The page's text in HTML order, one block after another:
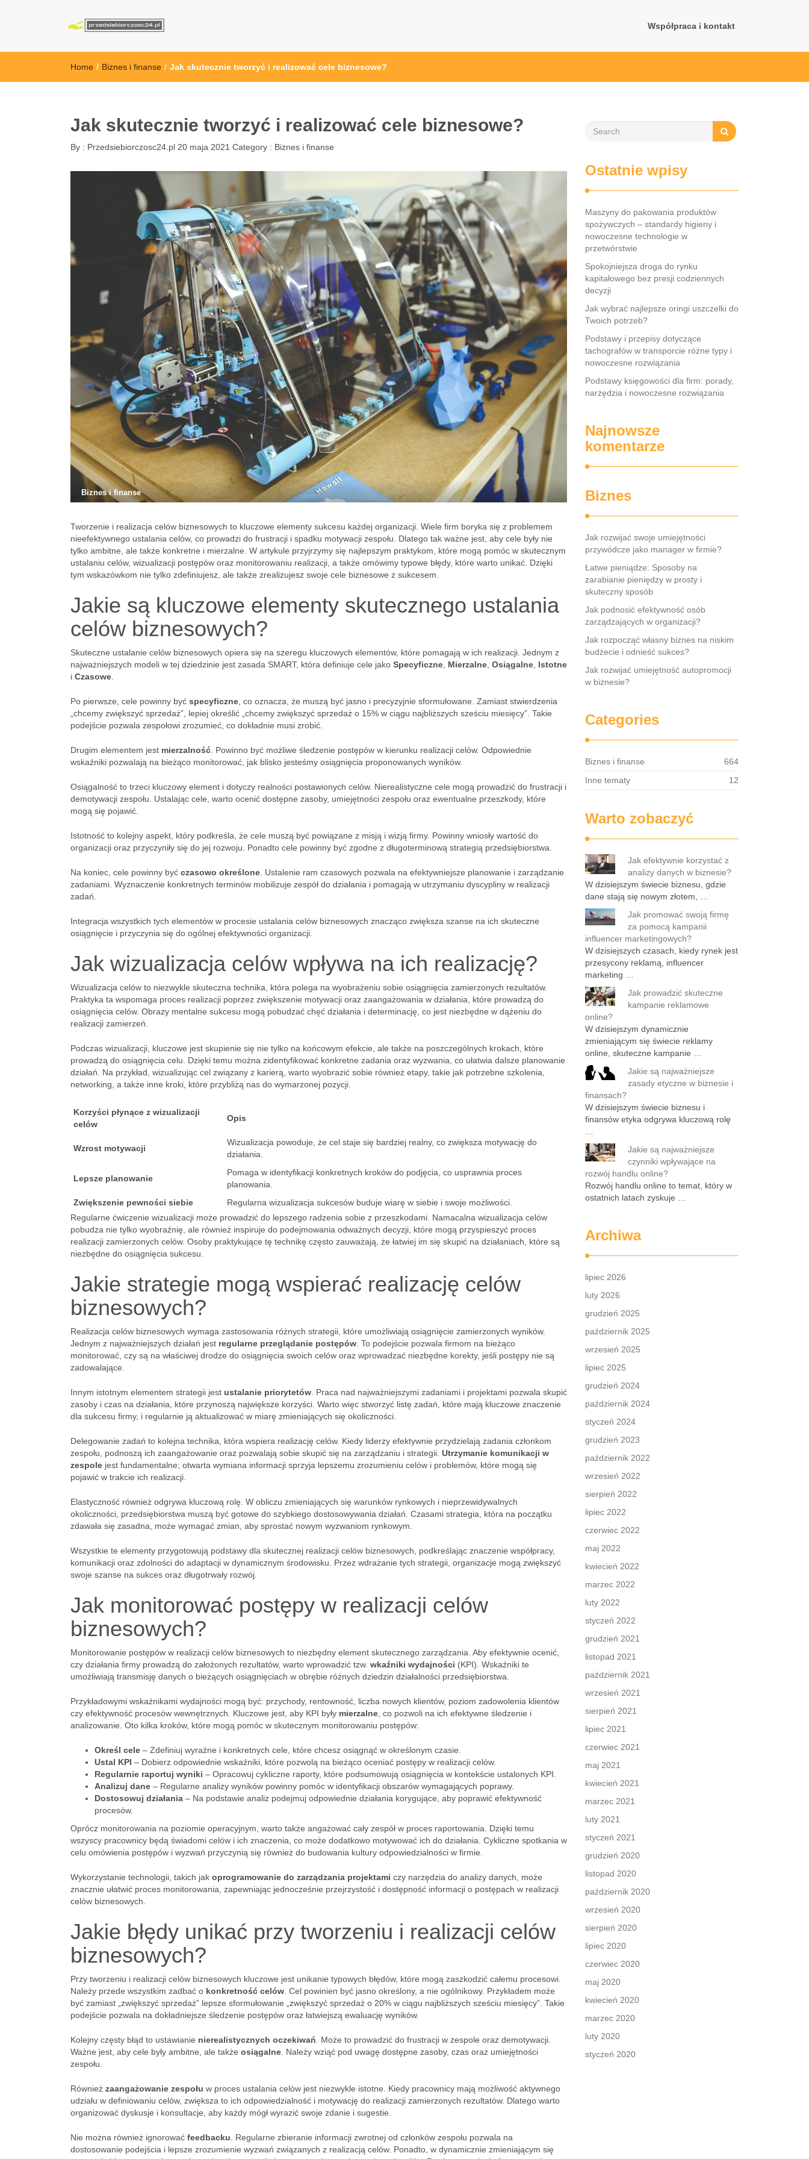
Współpraca i kontakt
Home / Biznes i finanse / Jak skutecznie tworzyć i realizować cele biznesowe?
Jak skutecznie tworzyć i realizować cele biznesowe?
By : Przedsiebiorczosc24.pl 20 maja 2021 Category : Biznes i finanse
Biznes i finanse
Tworzenie i realizacja celów biznesowych to kluczowe elementy sukcesu każdej organizacji. Wiele firm boryka się z problemem
nieefektywnego ustalania celów, co prowadzi do frustracji i spadku motywacji zespołu. Dlatego tak ważne jest, aby cele były nie
tylko ambitne, ale także konkretne i mierzalne. W artykule przyjrzymy się najlepszym praktykom, które mogą pomóc w skutecznym
ustalaniu celów, wizualizacji postępów oraz monitorowaniu realizacji, a także omówimy typowe błędy, które warto unikać. Dzięki
tym wskazówkom nie tylko zdefiniujesz, ale także zrealizujesz swoje cele biznesowe z sukcesem.
Jakie są kluczowe elementy skutecznego ustalania
celów biznesowych?
Skuteczne ustalanie celów biznesowych opiera się na szeregu kluczowych elementów, które pomagają w ich realizacji. Jednym z
najważniejszych modeli w tej dziedzinie jest zasada SMART, która definiuje cele jako Specyficzne Mierzalne Osiągalne Istotne
i Czasowe
Po pierwsze, cele powinny być specyficzne , co oznacza, że muszą być jasno i precyzyjnie sformułowane. Zamiast stwierdzenia
„chcemy zwiększyć sprzedaż”, lepiej określić „chcemy zwiększyć sprzedaż o 15% w ciągu najbliższych sześciu miesięcy”. Takie
podejście pozwala zespołowi zrozumieć, co dokładnie musi zrobić.
Drugim elementem jest mierzalność . Powinno być możliwe śledzenie postępów w kierunku realizacji celów. Odpowiednie
wskaźniki pozwalają na bieżąco monitorować, jak blisko jesteśmy osiągnięcia proponowanych wyników.
Osiągalność to trzeci kluczowy element i dotyczy realności postawionych celów. Nierealistyczne cele mogą prowadzić do frustracji i
demotywacji zespołu. Ustalając cele, warto ocenić dostępne zasoby, umiejętności zespołu oraz ewentualne przeszkody, które
mogą się pojawić.
Istotność to kolejny aspekt, który podkreśla, że cele muszą być powiązane z misją i wizją firmy. Powinny wniosły wartość do
organizacji oraz przyczyniły się do jej rozwoju. Ponadto cele powinny być zgodne z długoterminową strategią przedsiębiorstwa.
Na koniec, cele powinny być czasowo określone . Ustalenie ram czasowych pozwala na efektywniejsze planowanie i zarządzanie
zadaniami. Wyznaczenie konkretnych terminów mobilizuje zespół do działania i pomagają w utrzymaniu dyscypliny w realizacji
zadań.
Integracja wszystkich tych elementów w procesie ustalania celów biznesowych znacząco zwiększa szanse na ich skuteczne
osiągnięcie i przyczynia się do ogólnej efektywności organizacji.
Jak wizualizacja celów wpływa na ich realizację?
Wizualizacja celów to niezwykle skuteczna technika, która polega na wyobrażeniu sobie osiągnięcia zamierzonych rezultatów.
Praktyka ta wspomaga proces realizacji poprzez zwiększenie motywacji oraz zaangażowania w działania, które prowadzą do
osiągnięcia celów. Obrazy mentalne sukcesu mogą pobudzać chęć działania i determinację, co jest niezbędne w dążeniu do
realizacji zamierzeń.
Podczas wizualizacji, kluczowe jest skupienie się nie tylko na końcowym efekcie, ale także na poszczególnych krokach, które
prowadzą do osiągnięcia celu. Dzięki temu można zidentyfikować konkretne zadania oraz wyzwania, co ułatwia dalsze planowanie
działań. Na przykład, wizualizując cel związany z karierą, warto wyobrazić sobie również etapy, takie jak potrzebne szkolenia,
networking, a także inne kroki, które przybliżą nas do wymarzonej pozycji.
Korzyści płynące z wizualizacji
celów
Opis
Wzrost motywacji
Wizualizacja powoduje, że cel staje się bardziej realny, co zwiększa motywację do
działania.
Lepsze planowanie
Pomaga w identyfikacji konkretnych kroków do podjęcia, co usprawnia proces
planowania.
Zwiększenie pewności siebie
Regularna wizualizacja sukcesów buduje wiarę w siebie i swoje możliwości.
Regularne ćwiczenie wizualizacji może prowadzić do lepszego radzenia sobie z przeszkodami. Namacalna wizualizacja celów
pobudza nie tylko wyobraźnię, ale również inspiruje do podejmowania odważnych decyzji, które mogą przyspieszyć proces
realizacji zamierzonych celów. Osoby praktykujące tę technikę często zauważają, że łatwiej im się skupić na działaniach, które są
niezbędne do osiągnięcia sukcesu.
Jakie strategie mogą wspierać realizację celów
biznesowych?
Realizacja celów biznesowych wymaga zastosowania różnych strategii, które umożliwiają osiągnięcie zamierzonych wyników.
Jednym z najważniejszych działań jest regularne przeglądanie postępów . To podejście pozwala firmom na bieżąco
monitorować, czy są na właściwej drodze do osiągnięcia swoich celów oraz wprowadzać niezbędne korekty, jeśli postępy nie są
zadowalające.
Innym istotnym elementem strategii jest ustalanie priorytetów . Praca nad najważniejszymi zadaniami i projektami pozwala skupić
zasoby i czas na działania, które przynoszą największe korzyści. Warto więc stworzyć listę zadań, które mają kluczowe znaczenie
dla sukcesu firmy, i regularnie ją aktualizować w miarę zmieniających się okoliczności.
Delegowanie zadań to kolejna technika, która wspiera realizację celów. Kiedy liderzy efektywnie przydzielają zadania członkom
zespołu, podnoszą ich zaangażowanie oraz pozwalają sobie skupić się na zarządzaniu i strategii. Utrzymanie komunikacji w
zespole jest fundamentalne; otwarta wymiana informacji sprzyja lepszemu zrozumieniu celów i problemów, które mogą się
pojawić w trakcie ich realizacji.
Elastyczność również odgrywa kluczową rolę. W obliczu zmieniających się warunków rynkowych i nieprzewidywalnych
okoliczności, przedsiębiorstwa muszą być gotowe do szybkiego dostosowywania działań. Czasami strategia, która na początku
zdawała się zasadna, może wymagać zmian, aby sprostać nowym wyzwaniom rynkowym.
Wszystkie te elementy przygotowują podstawy dla skutecznej realizacji celów biznesowych, podkreślając znaczenie współpracy,
komunikacji oraz zdolności do adaptacji w dynamicznym środowisku. Przez wdrażanie tych strategii, organizacje mogą zwiększyć
swoje szanse na sukces oraz długotrwały rozwój.
Jak monitorować postępy w realizacji celów
biznesowych?
Monitorowanie postępów w realizacji celów biznesowych to niezbędny element skutecznego zarządzania. Aby efektywnie ocenić,
czy działania firmy prowadzą do założonych rezultatów, warto wprowadzić tzw. wkaźniki wydajności (KPI). Wskaźniki te
umożliwiają transmisję danych o bieżących osiągnięciach w obrębie różnych dziedzin działalności przedsiębiorstwa.
Przykładowymi wskaźnikami wydajności mogą być: przychody, rentowność, liczba nowych klientów, poziom zadowolenia klientów
czy efektywność procesów wewnętrznych. Kluczowe jest, aby KPI były mierzalne , co pozwoli na ich efektywne śledzenie i
analizowanie. Oto kilka kroków, które mogą pomóc w skutecznym monitorowaniu postępów:
Określ cele – Zdefiniuj wyraźne i konkretnych cele, które chcesz osiągnąć w określonym czasie.
Ustal KPI – Dobierz odpowiednie wskaźniki, które pozwolą na bieżąco oceniać postępy w realizacji celów.
Regularnie raportuj wyniki – Opracowuj cykliczne raporty, które podsumowują osiągnięcia w kontekście ustalonych KPI.
Analizuj dane – Regularne analizy wyników powinny pomóc w identyfikacji obszarów wymagających poprawy.
Dostosowuj działania – Na podstawie analiz podejmuj odpowiednie działania korygujące, aby poprawić efektywność
procesów.
Oprócz monitorowania na poziomie operacyjnym, warto także angażować cały zespół w proces raportowania. Dzięki temu
wszyscy pracownicy będą świadomi celów i ich znaczenia, co może dodatkowo motywować ich do działania. Cykliczne spotkania w
celu omówienia postępów i wyzwań przyczynią się również do budowania kultury odpowiedzialności w firmie.
Wykorzystanie technologii, takich jak oprogramowanie do zarządzania projektami czy narzędzia do analizy danych, może
znacznie ułatwić proces monitorowania, zapewniając jednocześnie przejrzystość i dostępność informacji o postępach w realizacji
celów biznesowych.
Jakie błędy unikać przy tworzeniu i realizacji celów
biznesowych?
Przy tworzeniu i realizacji celów biznesowych kluczowe jest unikanie typowych błędów, które mogą zaszkodzić całemu procesowi.
Należy przede wszystkim zadbać o konkretność celów . Cel powinien być jasno określony, a nie ogólnikowy. Przykładem może
być zamiast „zwiększyć sprzedaż” lepsze sformułowanie „zwiększyć sprzedaż o 20% w ciągu najbliższych sześciu miesięcy”. Takie
podejście pozwala na dokładniejsze śledzenie postępów oraz łatwiejszą ewaluację wyników.
Kolejny częsty błąd to ustawianie nierealistycznych oczekiwań . Może to prowadzić do frustracji w zespole oraz demotywacji.
Ważne jest, aby cele były ambitne, ale także osiągalne . Należy wziąć pod uwagę dostępne zasoby, czas oraz umiejętności
zespołu.
Również zaangażowanie zespołu w proces ustalania celów jest niezwykle istotne. Kiedy pracownicy mają możliwość aktywnego
udziału w definiowaniu celów, zwiększa to ich odpowiedzialność i motywację do realizacji zamierzonych rezultatów. Dlatego warto
organizować dyskusje i konsultacje, aby każdy mógł wyrazić swoje zdanie i sugestie.
Nie można również ignorować feedbacku . Regularne zbieranie informacji zwrotnej od członków zespołu pozwala na
dostosowanie podejścia i lepsze zrozumienie wyzwań związanych z realizacją celów. Ponadto, w dynamicznie zmieniającym się
Ostatnie wpisy
Maszyny do pakowania produktów
spożywczych – standardy higieny i
nowoczesne technologie w
przetwórstwie
Spokojniejsza droga do rynku
kapitałowego bez presji codziennych
decyzji
Jak wybrać najlepsze oringi uszczelki do
Twoich potrzeb?
Podstawy i przepisy dotyczące
tachografów w transporcie różne typy i
nowoczesne rozwiązania
Podstawy księgowości dla firm: porady,
narzędzia i nowoczesne rozwiązania
Najnowsze
komentarze
Biznes
Jak rozwijać swoje umiejętności
przywódcze jako manager w firmie?
Łatwe pieniądze: Sposoby na
zarabianie pieniędzy w prosty i
skuteczny sposób
Jak podnosić efektywność osób
zarządzających w organizacji?
Jak rozpocząć własny biznes na niskim
budżecie i odnieść sukces?
Jak rozwijać umiejętność autopromocji
w biznesie?
Categories
Biznes i finanse
664
Inne tematy
12
Warto zobaczyć
Jak efektywnie korzystać z
analizy danych w biznesie?
W dzisiejszym świecie biznesu, gdzie
dane stają się nowym złotem, …
Jak promować swoją firmę
za pomocą kampanii
influencer marketingowych?
W dzisiejszych czasach, kiedy rynek jest
przesycony reklamą, influencer
marketing …
Jak prowadzić skuteczne
kampanie reklamowe
online?
W dzisiejszym dynamicznie
zmieniającym się świecie reklamy
online, skuteczne kampanie …
Jakie są najważniejsze
zasady etyczne w biznesie i
finansach?
W dzisiejszym świecie biznesu i
finansów etyka odgrywa kluczową rolę
Jakie są najważniejsze
czynniki wpływające na
rozwój handlu online?
Rozwój handlu online to temat, który w
ostatnich latach zyskuje …
Archiwa
lipiec 2026
luty 2026
grudzień 2025
październik 2025
wrzesień 2025
lipiec 2025
grudzień 2024
październik 2024
styczeń 2024
grudzień 2023
październik 2022
wrzesień 2022
sierpień 2022
lipiec 2022
czerwiec 2022
maj 2022
kwiecień 2022
marzec 2022
luty 2022
styczeń 2022
grudzień 2021
listopad 2021
październik 2021
wrzesień 2021
sierpień 2021
lipiec 2021
czerwiec 2021
maj 2021
kwiecień 2021
marzec 2021
luty 2021
styczeń 2021
grudzień 2020
listopad 2020
październik 2020
wrzesień 2020
sierpień 2020
lipiec 2020
czerwiec 2020
maj 2020
kwiecień 2020
marzec 2020
luty 2020
styczeń 2020